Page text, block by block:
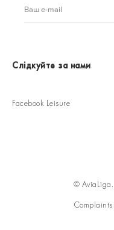
Слідкуйте за нами
Facebook Leisure
©